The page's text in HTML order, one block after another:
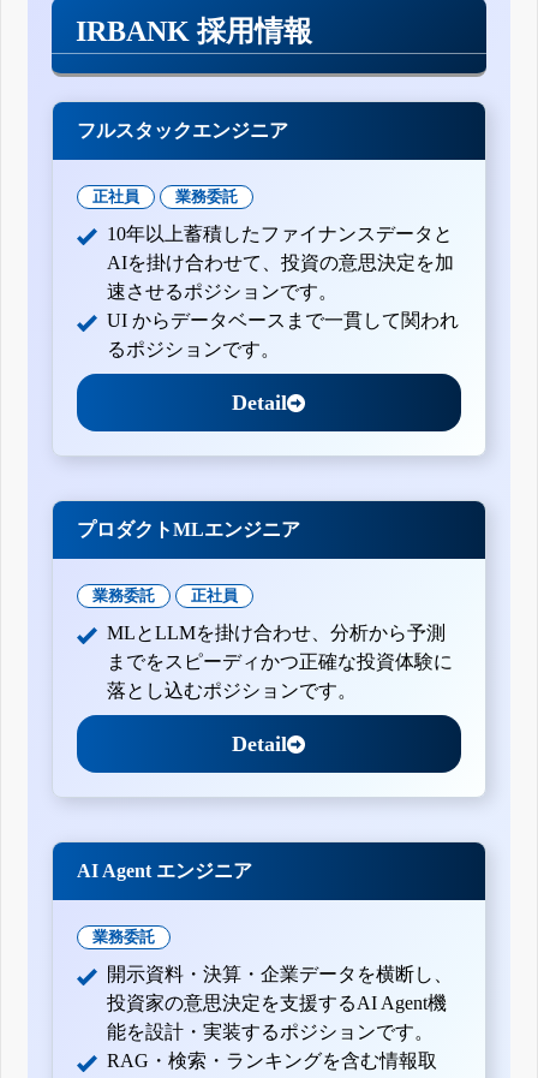
IRBANK 採用情報
フルスタックエンジニア
正社員 業務委託
10年以上蓄積したファイナンスデータと
AIを掛け合わせて、投資の意思決定を加
速させるポジションです。
UI からデータベースまで一貫して関われ
るポジションです。
Detail
プロダクトMLエンジニア
業務委託 正社員
MLとLLMを掛け合わせ、分析から予測
までをスピーディかつ正確な投資体験に
落とし込むポジションです。
Detail
AI Agent エンジニア
業務委託
開示資料・決算・企業データを横断し、
投資家の意思決定を支援するAI Agent機
能を設計・実装するポジションです。
RAG・検索・ランキングを含む情報取